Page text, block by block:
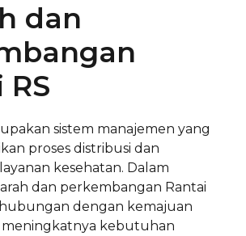
dan
sistem manajemen yang
proses distribusi dan
kesehatan. Dalam
dan perkembangan Rantai
dengan kemajuan
kebutuhan